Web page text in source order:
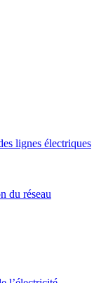
lignes électriques
du réseau